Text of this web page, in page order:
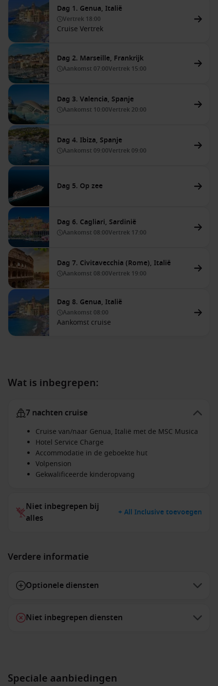
Dag 1. Genua, Italië
Vertrek 18:00
Cruise Vertrek
Dag 2. Marseille, Frankrijk
Aankomst 07:00Vertrek 15:00
Dag 3. Valencia, Spanje
Aankomst 10:00Vertrek 20:00
Dag 4. Ibiza, Spanje
Aankomst 09:00Vertrek 09:00
Dag 5. Op zee
Dag 6. Cagliari, Sardinië
Aankomst 08:00Vertrek 17:00
Dag 7. Civitavecchia (Rome), Italië
Aankomst 08:00Vertrek 19:00
Dag 8. Genua, Italië
Aankomst 08:00
Aankomst cruise
Wat is inbegrepen:
7 nachten cruise
Cruise van/naar Genua, Italië met de MSC Musica
Hotel Service Charge
Accommodatie in de geboekte hut
Volpension
Gekwalificeerde kinderopvang
Niet inbegrepen bij
alles
+ All Inclusive toevoegen
Verdere informatie
Optionele diensten
Niet inbegrepen diensten
Speciale aanbiedingen